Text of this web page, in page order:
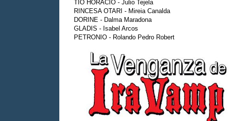
TIO HORACIO - Julio Tejela
RINCESA OTARI - Mireia Canalda
DORINE - Dalma Maradona
GLADIS - Isabel Arcos
PETRONIO - Rolando Pedro Robert